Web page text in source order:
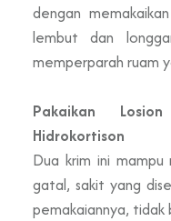
dengan
lembut dan
memperparah ruam
Pakaikan
Hidrokortison
Dua krim ini mampu
gatal, sakit yang
pemakaiannya, tidak